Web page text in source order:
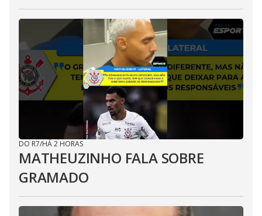
DO R7/HÁ 2 HORAS
MATHEUZINHO FALA SOBRE
GRAMADO